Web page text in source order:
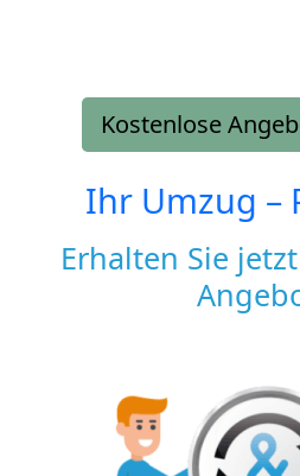
Kostenlose
Ihr Umzug –
Erhalten Sie